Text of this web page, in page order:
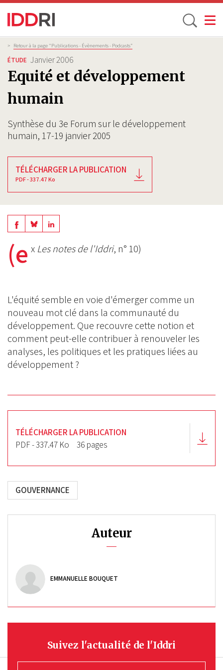
Aller
au
contenu
principal
Toggle
Fil
d'Ariane
> Retour à la page "Publications - Évènements - Podcasts”
ÉTUDE Janvier 2006
Equité et développement
humain
Synthèse du 3e Forum sur le développement
humain, 17-19 janvier 2005
TÉLÉCHARGER LA PUBLICATION
PDF - 337.47 Ko
Share
Facebook
ShareShare
(e x Les notes de l'Iddri, n° 10)
L'équité semble en voie d'émerger comme un
nouveau mot clé dans la communauté du
développement. Que recouvre cette notion et
comment peut-elle contribuer à renouveler les
analyses, les politiques et les pratiques liées au
développement ?
TÉLÉCHARGER LA PUBLICATION
PDF - 337.47 Ko
36 pages
GOUVERNANCE
Auteur
EMMANUELLE BOUQUET
Suivez l'actualité de l'Iddri